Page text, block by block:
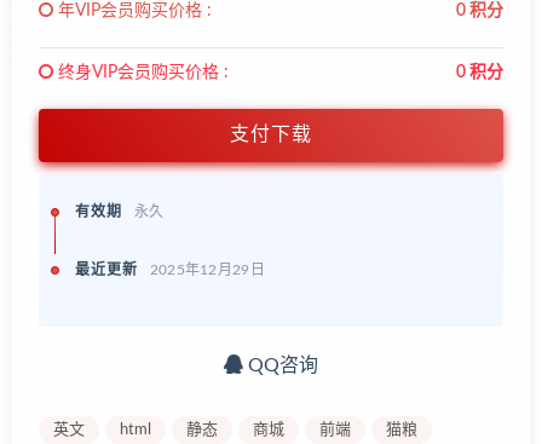
年VIP会员购买价格 : 0 积分
终身VIP会员购买价格 : 0 积分
支付下载
有效期 永久
最近更新 2025年12月29日
QQ咨询
英文 html 静态 商城 前端 猫粮